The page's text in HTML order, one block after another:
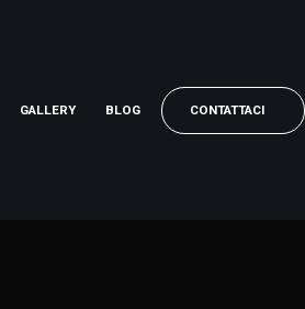
GALLERY BLOG CONTATTACI